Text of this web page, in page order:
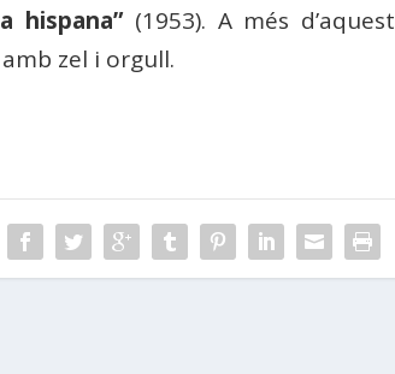
hispana”(1953). A més d’aquest
zel i orgull.